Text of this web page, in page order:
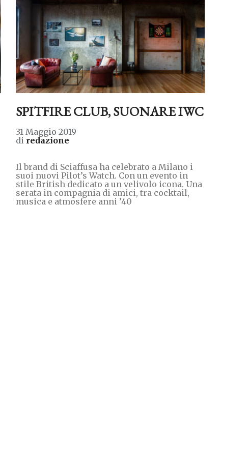
SPITFIRE CLUB, SUONARE IWC
31 Maggio 2019
di redazione
Il brand di Sciaffusa ha celebrato a Milano i
suoi nuovi Pilot’s Watch. Con un evento in
stile British dedicato a un velivolo icona. Una
serata in compagnia di amici, tra cocktail,
musica e atmosfere anni ’40